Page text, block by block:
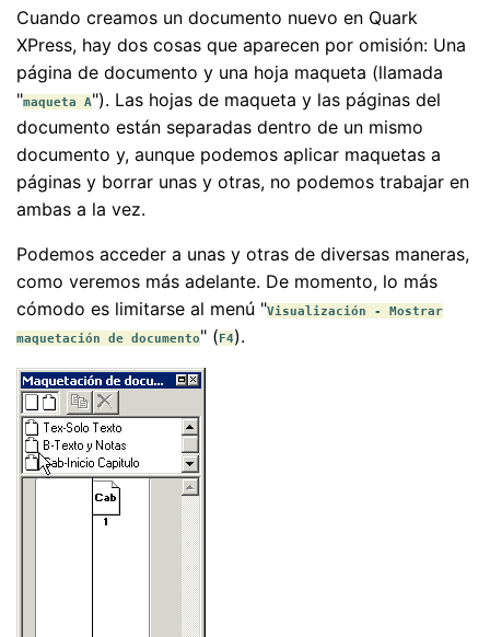
Cuando creamos un documento nuevo en Quark
XPress, hay dos cosas que aparecen por omisión: Una
página de documento y una hoja maqueta (llamada
"maqueta A"). Las hojas de maqueta y las páginas del
documento están separadas dentro de un mismo
documento y, aunque podemos aplicar maquetas a
páginas y borrar unas y otras, no podemos trabajar en
ambas a la vez.
Podemos acceder a unas y otras de diversas maneras,
como veremos más adelante. De momento, lo más
cómodo es limitarse al menú "Visualización - Mostrar
maquetación de documento" (F4).